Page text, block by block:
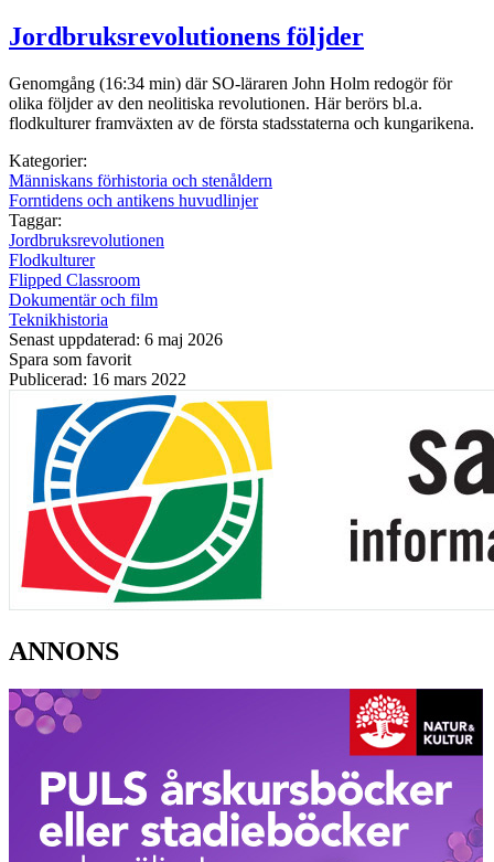
Jordbruksrevolutionens följder
Genomgång (16:34 min) där SO-läraren John Holm redogör för
olika följder av den neolitiska revolutionen. Här berörs bl.a.
flodkulturer framväxten av de första stadsstaterna och kungarikena.
Kategorier:
Människans förhistoria och stenåldern
Forntidens och antikens huvudlinjer
Taggar:
Jordbruksrevolutionen
Flodkulturer
Flipped Classroom
Dokumentär och film
Teknikhistoria
Senast uppdaterad: 6 maj 2026
Spara som favorit
Publicerad: 16 mars 2022
ANNONS